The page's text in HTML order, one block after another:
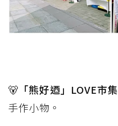
🐻 「熊好迺」LOVE市集
手作小物。